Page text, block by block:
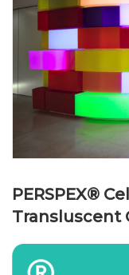
PERSPEX®
Transluscent